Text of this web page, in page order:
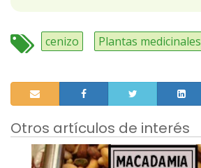
cenizo Plantas medicinales
Otros artículos de interés